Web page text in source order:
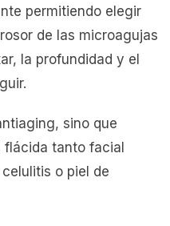
permitiendo elegir
de las microagujas
la profundidad y el
sino que
tanto facial
o piel de